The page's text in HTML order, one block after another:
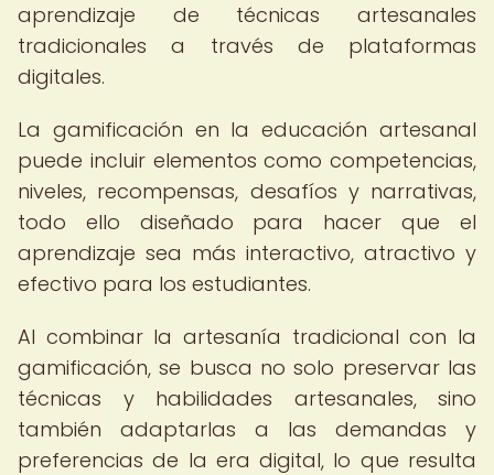
aprendizaje de técnicas artesanales
tradicionales a través de plataformas
digitales.
La gamificación en la educación artesanal
puede incluir elementos como competencias,
niveles, recompensas, desafíos y narrativas,
todo ello diseñado para hacer que el
aprendizaje sea más interactivo, atractivo y
efectivo para los estudiantes.
Al combinar la artesanía tradicional con la
gamificación, se busca no solo preservar las
técnicas y habilidades artesanales, sino
también adaptarlas a las demandas y
preferencias de la era digital, lo que resulta